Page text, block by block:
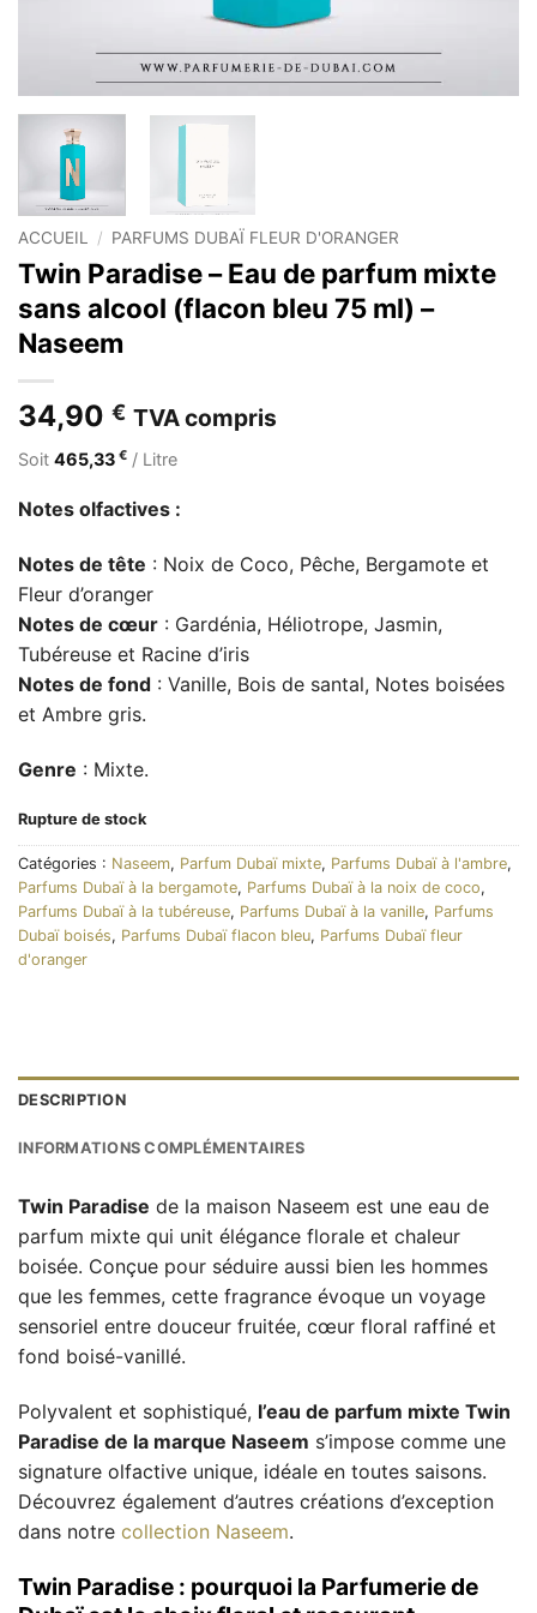
ACCUEIL / PARFUMS DUBAÏ FLEUR D'ORANGER
Twin Paradise – Eau de parfum mixte
sans alcool (flacon bleu 75 ml) –
Naseem
34,90 € TVA compris
Soit 465,33 € / Litre
Notes olfactives :
Notes de tête : Noix de Coco, Pêche, Bergamote et
Fleur d’oranger
Notes de cœur : Gardénia, Héliotrope, Jasmin,
Tubéreuse et Racine d’iris
Notes de fond : Vanille, Bois de santal, Notes boisées
et Ambre gris.
Genre : Mixte.
Rupture de stock
Catégories : Naseem, Parfum Dubaï mixte, Parfums Dubaï à l'ambre,
Parfums Dubaï à la bergamote, Parfums Dubaï à la noix de coco,
Parfums Dubaï à la tubéreuse, Parfums Dubaï à la vanille, Parfums
Dubaï boisés, Parfums Dubaï flacon bleu, Parfums Dubaï fleur
d'oranger
DESCRIPTION
INFORMATIONS COMPLÉMENTAIRES
Twin Paradise de la maison Naseem est une eau de
parfum mixte qui unit élégance florale et chaleur
boisée. Conçue pour séduire aussi bien les hommes
que les femmes, cette fragrance évoque un voyage
sensoriel entre douceur fruitée, cœur floral raffiné et
fond boisé-vanillé.
Polyvalent et sophistiqué, l’eau de parfum mixte Twin
Paradise de la marque Naseem s’impose comme une
signature olfactive unique, idéale en toutes saisons.
Découvrez également d’autres créations d’exception
dans notre collection Naseem.
Twin Paradise : pourquoi la Parfumerie de